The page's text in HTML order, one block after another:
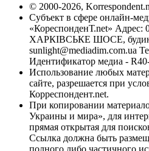
© 2000-2026,
Субъект в сфере онлайн-
«КореспонденТ.net» Адрес:
ХАРКІВСЬКЕ ШОСЕ,
sunlight@mediadim.com.ua
Идентификатор медиа -
Использование любых
сайте, разрешается при
Корреспондент.net.
При копировании
Украины и мира», для
прямая открытая для
Ссылка должна быть
полного либо частичного